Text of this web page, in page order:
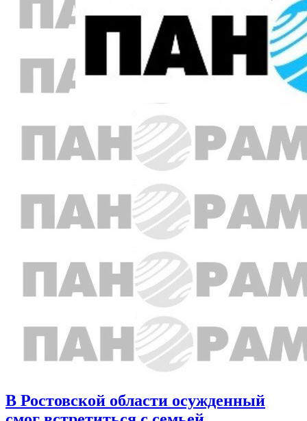
В Ростовской области осужденный